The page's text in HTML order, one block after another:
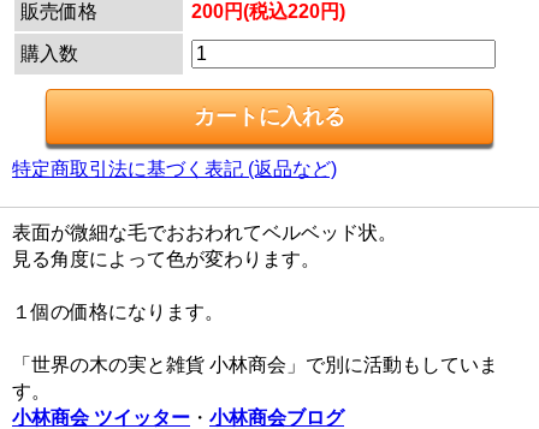
販売価格 200円(税込220円)
購入数
特定商取引法に基づく表記 (返品など)
表面が微細な毛でおおわれてベルベッド状。
見る角度によって色が変わります。
１個の価格になります。
「世界の木の実と雑貨 小林商会」で別に活動もしていま
す。
小林商会 ツイッター ・ 小林商会ブログ